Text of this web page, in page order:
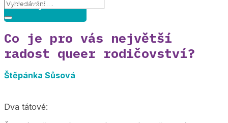
Co si myslíte o ... ?
Co je pro vás největší
radost queer rodičovství?
Štěpánka Sůsová
Dva tátové: